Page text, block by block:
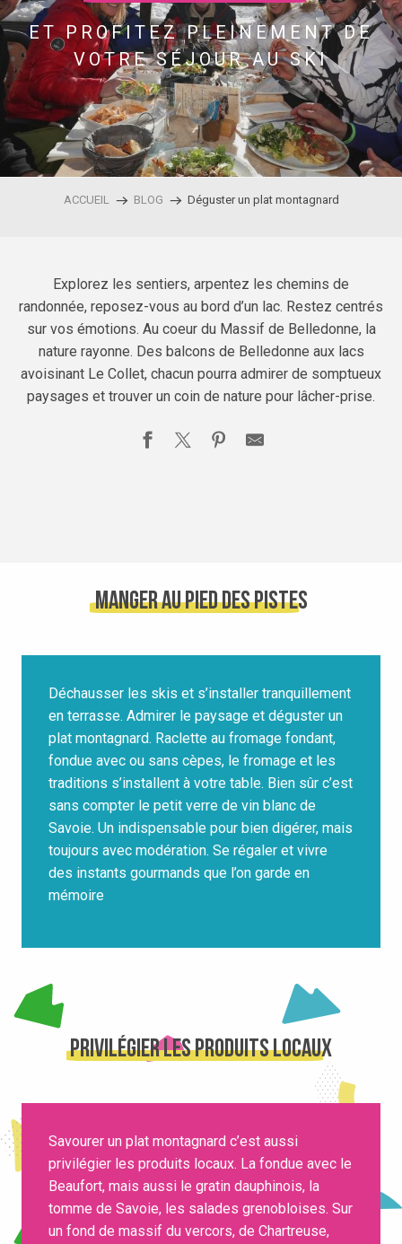
ET PROFITEZ PLEINEMENT DE
VOTRE SÉJOUR AU SKI
ACCUEIL BLOG Déguster un plat montagnard
Explorez les sentiers, arpentez les chemins de
randonnée, reposez-vous au bord d’un lac. Restez centrés
sur vos émotions. Au coeur du Massif de Belledonne, la
nature rayonne. Des balcons de Belledonne aux lacs
avoisinant Le Collet, chacun pourra admirer de somptueux
paysages et trouver un coin de nature pour lâcher-prise.
Manger au pied des pistes
Déchausser les skis et s’installer tranquillement
en terrasse. Admirer le paysage et déguster un
plat montagnard. Raclette au fromage fondant,
fondue avec ou sans cèpes, le fromage et les
traditions s’installent à votre table. Bien sûr c’est
sans compter le petit verre de vin blanc de
Savoie. Un indispensable pour bien digérer, mais
toujours avec modération. Se régaler et vivre
des instants gourmands que l’on garde en
mémoire
Privilégier les produits locaux
Savourer un plat montagnard c’est aussi
privilégier les produits locaux. La fondue avec le
Beaufort, mais aussi le gratin dauphinois, la
tomme de Savoie, les salades grenobloises. Sur
un fond de massif du vercors, de Chartreuse,